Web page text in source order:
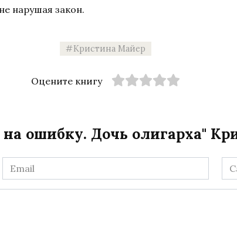
нарушая закон.
Кристина Майер
Оцените книгу
ошибку. Дочь олигарха"
Email
*